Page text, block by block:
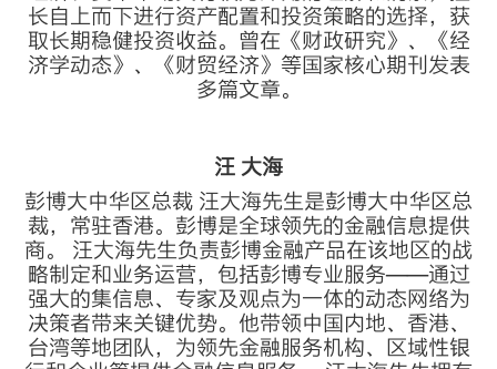
长自上而下进行资产配置和投资策略的选择，获
取长期稳健投资收益。曾在《财政研究》、《经
济学动态》、《财贸经济》等国家核心期刊发表
多篇文章。
汪 大海
彭博大中华区总裁 汪大海先生是彭博大中华区总
裁，常驻香港。彭博是全球领先的金融信息提供
商。 汪大海先生负责彭博金融产品在该地区的战
略制定和业务运营，包括彭博专业服务——通过
强大的集信息、专家及观点为一体的动态网络为
决策者带来关键优势。他带领中国内地、香港、
台湾等地团队，为领先金融服务机构、区域性银